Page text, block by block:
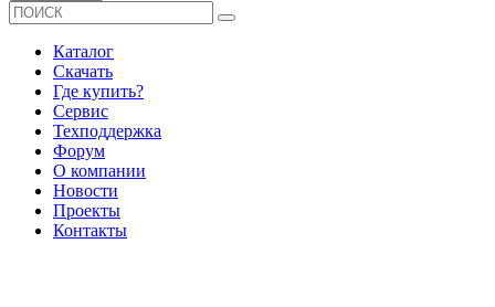
Каталог
Скачать
Где купить?
Сервис
Техподдержка
Форум
О компании
Новости
Проекты
Контакты